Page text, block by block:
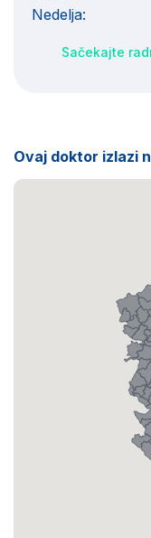
Nedelja:
Sačekajte
Ovaj doktor izlazi